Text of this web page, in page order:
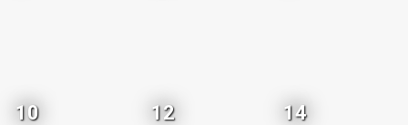
10 12 14